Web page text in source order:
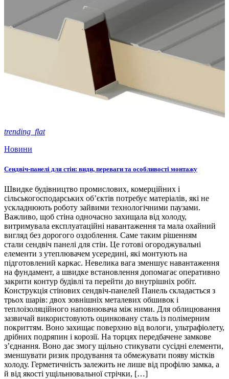
trending_flat
Новини
Сендвіч-панелі для стін: види, переваги та особливості монтажу
Швидке будівництво промислових, комерційних і
сільськогосподарських об’єктів потребує матеріалів, які не
ускладнюють роботу зайвими технологічними паузами.
Важливо, щоб стіна одночасно захищала від холоду,
витримувала експлуатаційні навантаження та мала охайний
вигляд без дорогого оздоблення. Саме таким рішенням
стали сендвіч панелі для стін. Це готові огороджувальні
елементи з утеплювачем усередині, які монтують на
підготовлений каркас. Невелика вага зменшує навантаження
на фундамент, а швидке встановлення допомагає оперативно
закрити контур будівлі та перейти до внутрішніх робіт.
Конструкція стінових сендвіч-панелей Панель складається з
трьох шарів: двох зовнішніх металевих обшивок і
теплоізоляційного наповнювача між ними. Для облицювання
зазвичай використовують оцинковану сталь із полімерним
покриттям. Воно захищає поверхню від вологи, ультрафіолету,
дрібних подряпин і корозії. На торцях передбачене замкове
з’єднання. Воно дає змогу щільно стикувати сусідні елементи,
зменшувати ризик продування та обмежувати появу містків
холоду. Герметичність залежить не лише від профілю замка, а
й від якості ущільнювальної стрічки, […]